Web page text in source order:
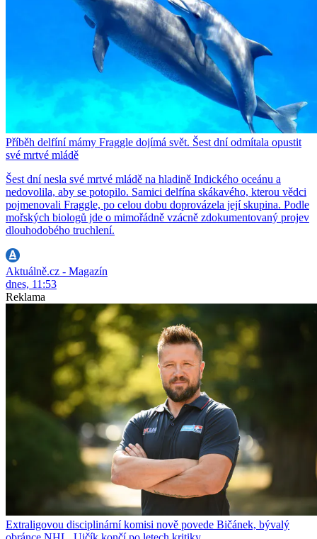
Příběh delfíní mámy Fraggle dojímá svět. Šest dní odmítala opustit
své mrtvé mládě
Šest dní nesla své mrtvé mládě na hladině Indického oceánu a
nedovolila, aby se potopilo. Samici delfína skákavého, kterou vědci
pojmenovali Fraggle, po celou dobu doprovázela její skupina. Podle
mořských biologů jde o mimořádně vzácně zdokumentovaný projev
dlouhodobého truchlení.
Aktuálně.cz - Magazín
dnes, 11:53
Reklama
Extraligovou disciplinární komisi nově povede Bičánek, bývalý